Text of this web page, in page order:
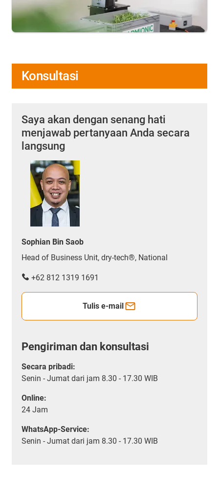
Konsultasi
Saya akan dengan senang hati
menjawab pertanyaan Anda secara
langsung
Sophian Bin Saob
Head of Business Unit, dry-tech®, National
+62 812 1319 1691
Tulis e-mail
Pengiriman dan konsultasi
Secara pribadi:
Senin - Jumat dari jam 8.30 - 17.30 WIB
Online:
24 Jam
WhatsApp-Service:
Senin - Jumat dari jam 8.30 - 17.30 WIB